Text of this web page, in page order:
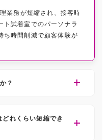
業務が短縮され、接客時
ト試着室でのパーソナラ
ち時間削減で顧客体験が
？
れくらい短縮でき